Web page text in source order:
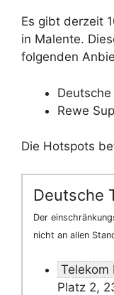
Es gibt derzeit
in Malente.
folgenden
Rewe
Die Hotspots
Deutsche
Der
nicht an allen
Telekom
Platz 2,